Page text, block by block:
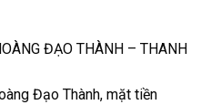
ĐẠO THÀNH – THANH
Đạo Thành, mặt tiền